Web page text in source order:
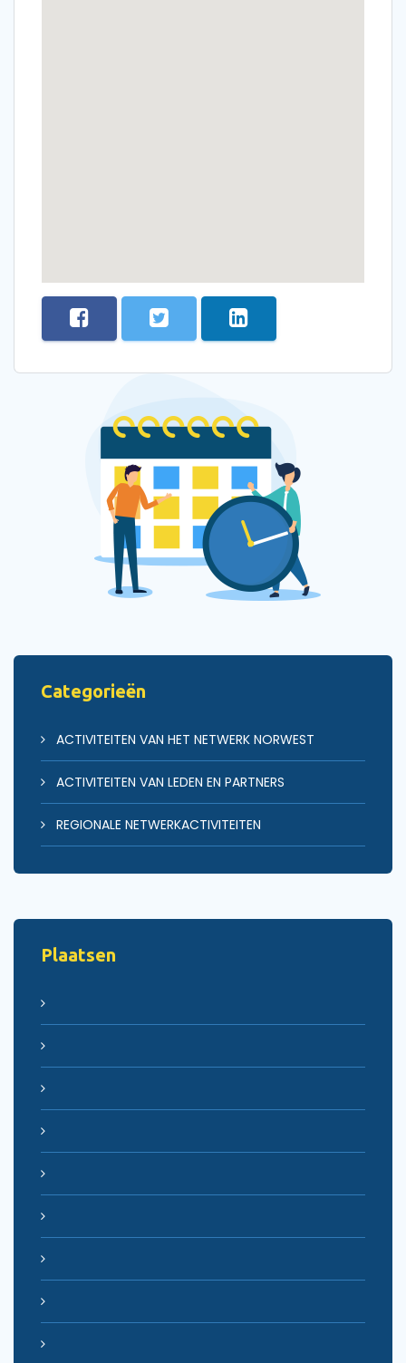
Categorieën
ACTIVITEITEN VAN HET NETWERK NORWEST
ACTIVITEITEN VAN LEDEN EN PARTNERS
REGIONALE NETWERKACTIVITEITEN
Plaatsen